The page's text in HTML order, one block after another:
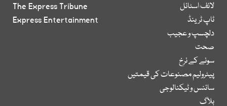
لائف اسٹائل
ٹاپ ٹرینڈ
دلچسپ و عجیب
صحت
سونے کے نرخ
پیٹرولیم مصنوعات کی قیمتیں
سائنس و ٹیکنالوجی
بلاگ
The Express Tribune
Express Entertainment